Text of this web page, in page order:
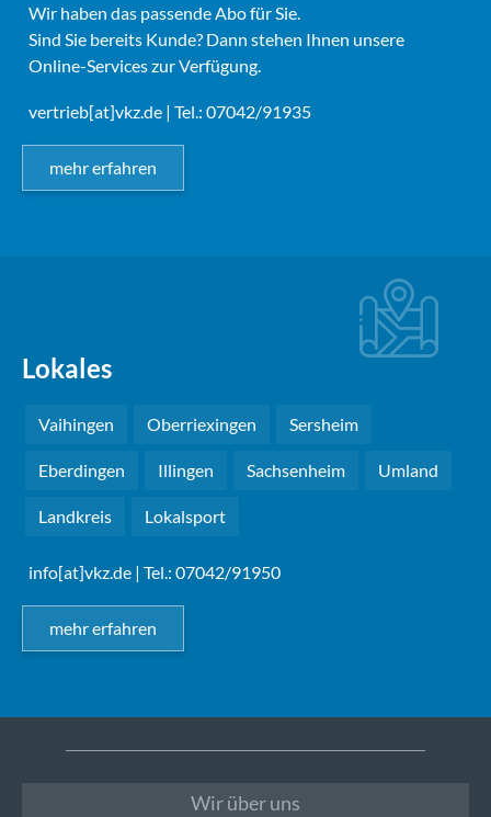
Wir haben das passende Abo für Sie.
Sind Sie bereits Kunde? Dann stehen Ihnen unsere
Online-Services zur Verfügung.
vertrieb[at]vkz.de | Tel.: 07042/91935
mehr erfahren
Lokales
Vaihingen Oberriexingen Sersheim
Eberdingen Illingen Sachsenheim Umland
Landkreis Lokalsport
info[at]vkz.de | Tel.: 07042/91950
mehr erfahren
Wir über uns